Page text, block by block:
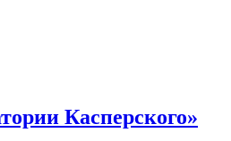
Касперского»